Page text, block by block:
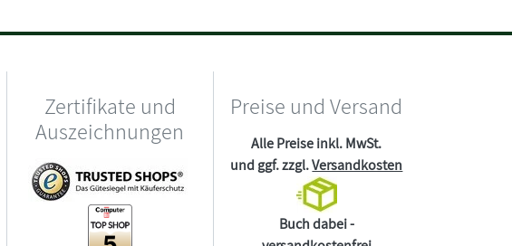
Zertifikate und
Auszeichnungen
Preise und Versand
Alle Preise inkl. MwSt.
und ggf. zzgl.Versandkosten
Buch dabei -